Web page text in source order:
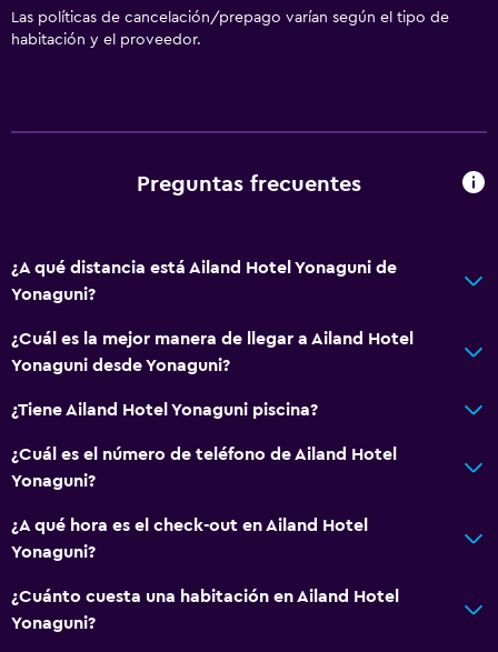
Las políticas de cancelación/prepago varían según el tipo de
habitación y el proveedor.
Preguntas frecuentes
¿A qué distancia está Ailand Hotel Yonaguni de
Yonaguni?
¿Cuál es la mejor manera de llegar a Ailand Hotel
Yonaguni desde Yonaguni?
¿Tiene Ailand Hotel Yonaguni piscina?
¿Cuál es el número de teléfono de Ailand Hotel
Yonaguni?
¿A qué hora es el check-out en Ailand Hotel
Yonaguni?
¿Cuánto cuesta una habitación en Ailand Hotel
Yonaguni?